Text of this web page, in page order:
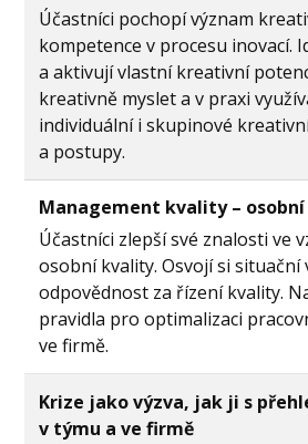
Účastníci pochopí význam
kompetence v procesu inovací.
a aktivují vlastní kreativní
kreativně myslet a v praxi
individuální i skupinové
a postupy.
Management kvality –
Účastníci zlepší své znalosti ve
osobní kvality. Osvojí si
odpovědnost za řízení kvality.
pravidla pro optimalizaci
ve firmě.
Krize jako výzva, jak ji s
v týmu a ve firmě